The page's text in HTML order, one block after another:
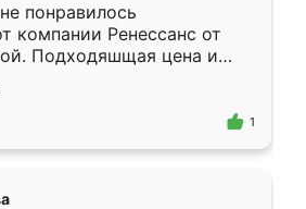
понравилось
компании Ренессанс от
Подходяшщая цена и
изготовления. Приехавший
Владислав
эскизу самый
1